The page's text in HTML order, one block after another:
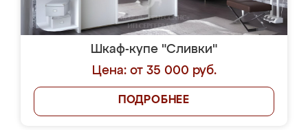
Шкаф-купе "Сливки"
Цена: от 35 000 руб.
ПОДРОБНЕЕ